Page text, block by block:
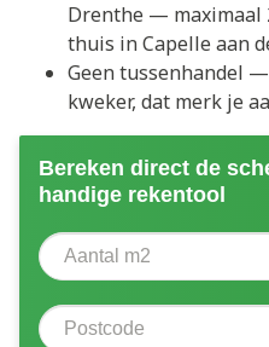
Drenthe — maximaal
thuis in Capelle aan
Geen tussenhandel
kweker, dat merk je
Bereken direct de
handige rekentool
Aantal vierkante meter
Postcode